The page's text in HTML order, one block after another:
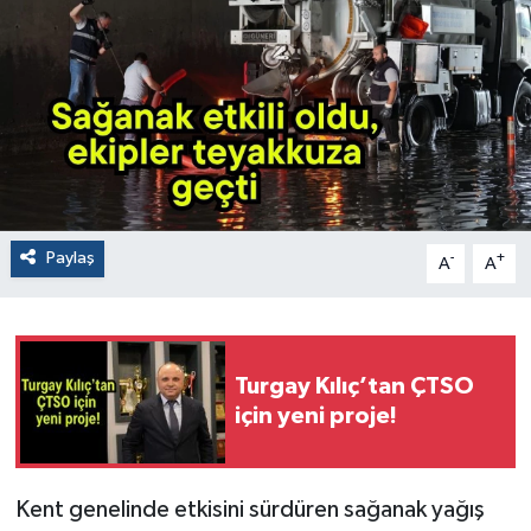
Paylaş A- A+
Turgay Kılıç’tan ÇTSO
için yeni proje!
Kent genelinde etkisini sürdüren sağanak yağış